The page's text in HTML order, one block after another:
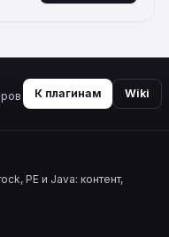
К плагинам Wiki
PE и Java: контент,